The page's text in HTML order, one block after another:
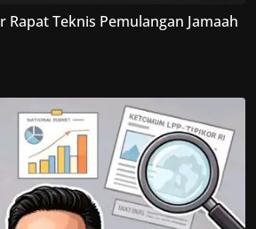
Rapat Teknis Pemulangan Jamaah